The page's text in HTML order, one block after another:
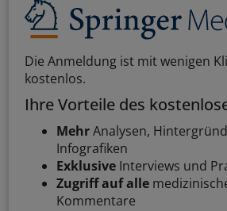
Die Anmeldung ist mit wenigen
kostenlos.
Ihre Vorteile des
MehrAnalysen,
Infografiken
Exklusive Interviews und
Zugriff auf alle
Kommentare